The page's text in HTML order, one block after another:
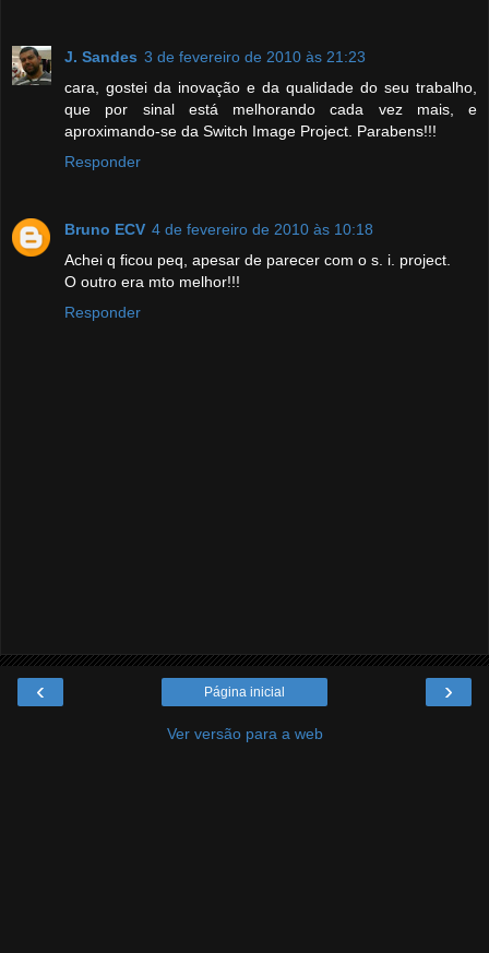
J. Sandes 3 de fevereiro de 2010 às 21:23
cara, gostei da inovação e da qualidade do seu trabalho,
que por sinal está melhorando cada vez mais, e
aproximando-se da Switch Image Project. Parabens!!!
Responder
Bruno ECV 4 de fevereiro de 2010 às 10:18
Achei q ficou peq, apesar de parecer com o s. i. project.
O outro era mto melhor!!!
Responder
‹ ›
Página inicial
Ver versão para a web